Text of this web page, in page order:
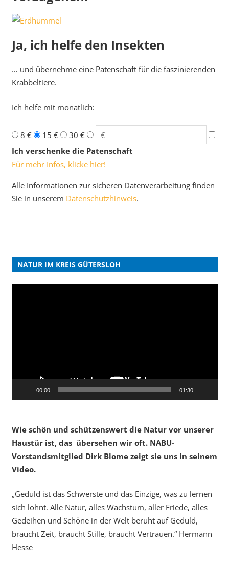
Ja, ich helfe den Insekten
… und übernehme eine Patenschaft für die faszinierenden
Krabbeltiere.
Ich helfe mit monatlich:
8 € 15 €
30 €
Ich verschenke die Patenschaft
Für mehr Infos, klicke hier!
Alle Informationen zur sicheren Datenverarbeitung finden
Sie in unserem Datenschutzhinweis.
NATUR IM KREIS GÜTERSLOH
00:00 01:30
Wie schön und schützenswert die Natur vor unserer
Haustür ist, das übersehen wir oft. NABU-
Vorstandsmitglied Dirk Blome zeigt sie uns in seinem
Video.
„Geduld ist das Schwerste und das Einzige, was zu lernen
sich lohnt. Alle Natur, alles Wachstum, aller Friede, alles
Gedeihen und Schöne in der Welt beruht auf Geduld,
braucht Zeit, braucht Stille, braucht Vertrauen.“ Hermann
Hesse